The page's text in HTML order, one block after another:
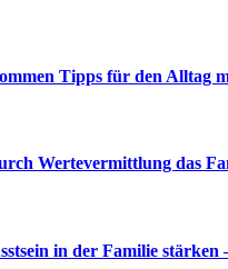
Tipps für den Alltag
Wertevermittlung das
in der Familie